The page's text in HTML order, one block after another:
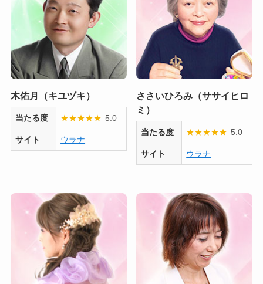
木佑月（キユヅキ）
当たる度 ★★★★★ 5.0
サイト ウラナ
ささいひろみ（ササイヒロ
ミ）
当たる度 ★★★★★ 5.0
サイト ウラナ